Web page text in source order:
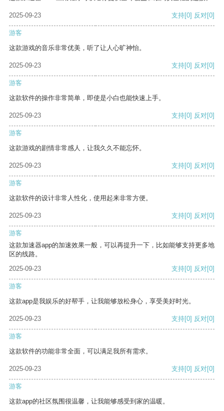
2025-09-23 支持[0] 反对[0]
游客
这款游戏的音乐非常优美，听了让人心旷神怡。
2025-09-23 支持[0] 反对[0]
游客
这款软件的操作非常简单，即使是小白也能快速上手。
2025-09-23 支持[0] 反对[0]
游客
这款游戏的剧情非常感人，让我久久不能忘怀。
2025-09-23 支持[0] 反对[0]
游客
这款软件的设计非常人性化，使用起来非常方便。
2025-09-23 支持[0] 反对[0]
游客
这款加速器app的加速效果一般，可以再提升一下，比如能够支持更多地
区的线路。
2025-09-23
支持[0] 反对[0]
游客
这款app是我娱乐的好帮手，让我能够放松身心，享受美好时光。
2025-09-23 支持[0] 反对[0]
游客
这款软件的功能非常全面，可以满足我所有需求。
2025-09-23 支持[0] 反对[0]
游客
这款app的社区氛围很温馨，让我能够感受到家的温暖。